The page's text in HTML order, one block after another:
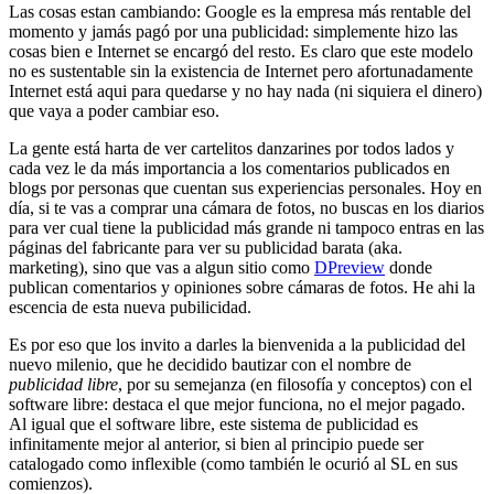
Las cosas estan cambiando: Google es la empresa más rentable del
momento y jamás pagó por una publicidad: simplemente hizo las
cosas bien e Internet se encargó del resto. Es claro que este modelo
no es sustentable sin la existencia de Internet pero afortunadamente
Internet está aqui para quedarse y no hay nada (ni siquiera el dinero)
que vaya a poder cambiar eso.
La gente está harta de ver cartelitos danzarines por todos lados y
cada vez le da más importancia a los comentarios publicados en
blogs por personas que cuentan sus experiencias personales. Hoy en
día, si te vas a comprar una cámara de fotos, no buscas en los diarios
para ver cual tiene la publicidad más grande ni tampoco entras en las
páginas del fabricante para ver su publicidad barata (aka.
marketing), sino que vas a algun sitio como DPreview donde
publican comentarios y opiniones sobre cámaras de fotos. He ahi la
escencia de esta nueva pubilicidad.
Es por eso que los invito a darles la bienvenida a la publicidad del
nuevo milenio, que he decidido bautizar con el nombre de
publicidad libre, por su semejanza (en filosofía y conceptos) con el
software libre: destaca el que mejor funciona, no el mejor pagado.
Al igual que el software libre, este sistema de publicidad es
infinitamente mejor al anterior, si bien al principio puede ser
catalogado como inflexible (como también le ocurió al SL en sus
comienzos).